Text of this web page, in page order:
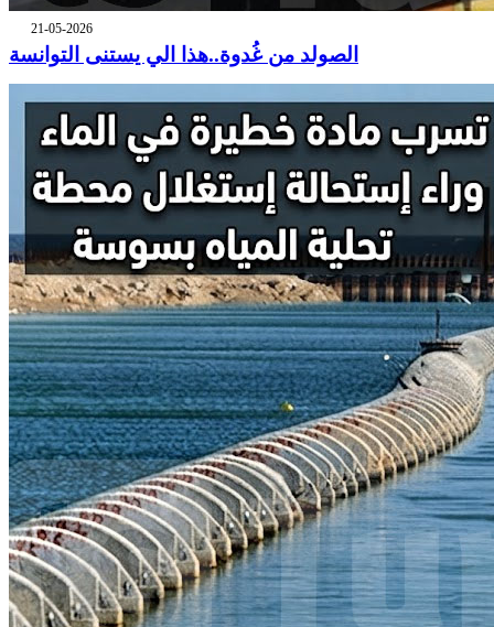
21-05-2026
الصولد من غُدوة..هذا الي يستنى التوانسة